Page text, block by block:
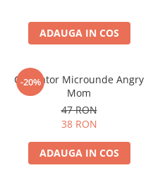
ADAUGA IN COS
-20%
Curatator Microunde Angry
Mom
47 RON
38 RON
ADAUGA IN COS